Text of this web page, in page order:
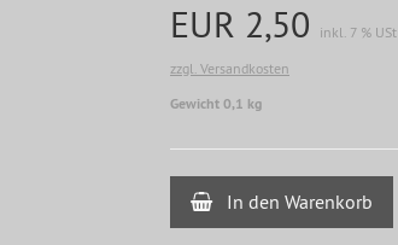
EUR 2,50
inkl. 7 % USt
zzgl. Versandkosten
Gewicht 0,1 kg
In den Warenkorb